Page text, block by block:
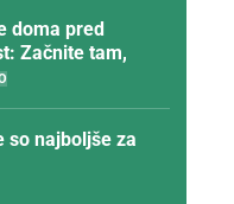
doma pred
Začnite tam,
so najboljše za